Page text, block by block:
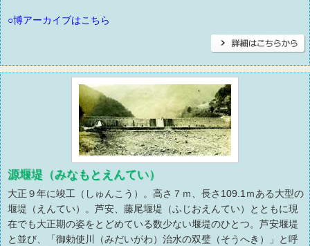
○博アーカイブはこちら
源堰堤（みなもとえんてい）
大正９年に竣工（しゅんこう）。高さ７ｍ、長さ109.1ｍある大型の
堰堤（えんてい）。芦安、藤尾堰堤（ふじおえんてい）とともに現
在でも大正期の姿をとどめている数少ない堰堤のひとつ。芦安堰堤
と並び、「御勅使川（みだいがわ）治水の双璧（そうへき）」と呼